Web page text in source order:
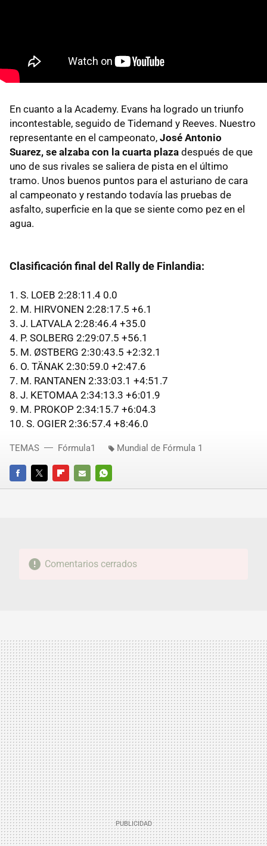
En cuanto a la Academy. Evans ha logrado un triunfo
incontestable, seguido de Tidemand y Reeves. Nuestro
representante en el campeonato, José Antonio
Suarez, se alzaba con la cuarta plaza después de que
uno de sus rivales se saliera de pista en el último
tramo. Unos buenos puntos para el asturiano de cara
al campeonato y restando todavía las pruebas de
asfalto, superficie en la que se siente como pez en el
agua.
Clasificación final del Rally de Finlandia:
1. S. LOEB 2:28:11.4 0.0
2. M. HIRVONEN 2:28:17.5 +6.1
3. J. LATVALA 2:28:46.4 +35.0
4. P. SOLBERG 2:29:07.5 +56.1
5. M. ØSTBERG 2:30:43.5 +2:32.1
6. O. TÄNAK 2:30:59.0 +2:47.6
7. M. RANTANEN 2:33:03.1 +4:51.7
8. J. KETOMAA 2:34:13.3 +6:01.9
9. M. PROKOP 2:34:15.7 +6:04.3
10. S. OGIER 2:36:57.4 +8:46.0
FACEBOOKTWITTERFLIPBOARD
E-
WHATSAPP
TEMAS Fórmula1 Mundial de Fórmula 1
Comentarios cerrados